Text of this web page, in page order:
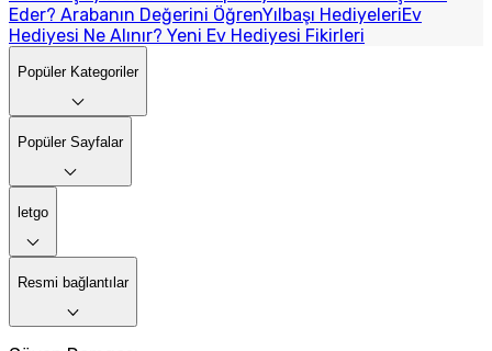
Eder? Arabanın Değerini ÖğrenYılbaşı HediyeleriEv
Hediyesi Ne Alınır? Yeni Ev Hediyesi Fikirleri
Popüler Kategoriler
Popüler Sayfalar
letgo
Resmi bağlantılar